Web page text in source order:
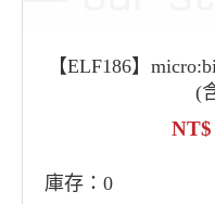
【ELF186】
(
庫存：0